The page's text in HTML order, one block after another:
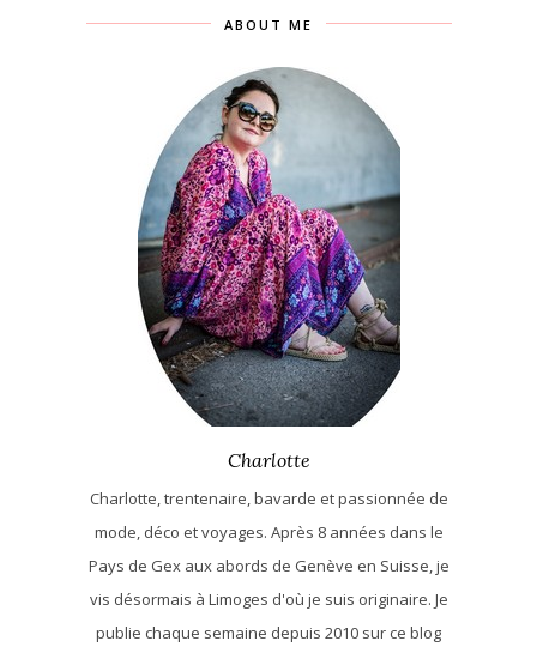
ABOUT ME
Charlotte
Charlotte, trentenaire, bavarde et passionnée de
mode, déco et voyages. Après 8 années dans le
Pays de Gex aux abords de Genève en Suisse, je
vis désormais à Limoges d'où je suis originaire. Je
publie chaque semaine depuis 2010 sur ce blog